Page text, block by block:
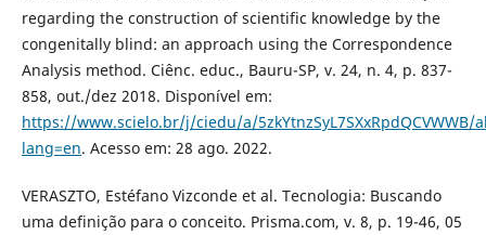
regarding the construction of scientific knowledge by the
congenitally blind: an approach using the Correspondence
Analysis method. Ciênc. educ., Bauru-SP, v. 24, n. 4, p. 837-
858, out./dez 2018. Disponível em:
https://www.scielo.br/j/ciedu/a/5zkYtnzSyL7SXxRpdQCVWWB/
lang=en. Acesso em: 28 ago. 2022.
VERASZTO, Estéfano Vizconde et al. Tecnologia: Buscando
uma definição para o conceito. Prisma.com, v. 8, p. 19-46, 05